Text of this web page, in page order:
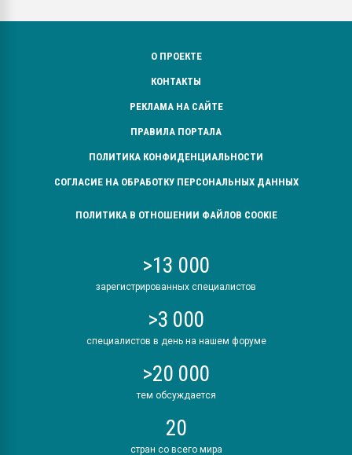
О ПРОЕКТЕ
КОНТАКТЫ
РЕКЛАМА НА САЙТЕ
ПРАВИЛА ПОРТАЛА
ПОЛИТИКА КОНФИДЕНЦИАЛЬНОСТИ
СОГЛАСИЕ НА ОБРАБОТКУ ПЕРСОНАЛЬНЫХ ДАННЫХ
ПОЛИТИКА В ОТНОШЕНИИ ФАЙЛОВ COOKIE
>13 000
зарегистрированных специалистов
>3 000
специалистов в день на нашем форуме
>20 000
тем обсуждается
20
стран со всего мира